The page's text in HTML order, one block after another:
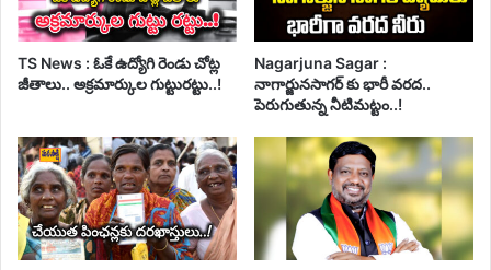
TS News : ఓకే ఉద్యోగి రెండు చోట్ల
జీతాలు.. అక్రమార్కుల గుట్టురట్టు..!
Nagarjuna Sagar :
నాగార్జునసాగర్ కు భారీ వరద..
పెరుగుతున్న నీటిమట్టం..!